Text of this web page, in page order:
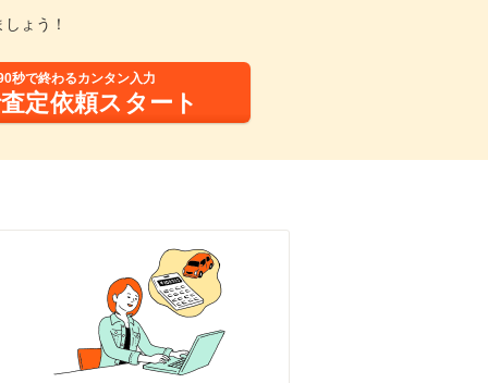
ょう！
秒で終わるカンタン入力
定依頼スタート